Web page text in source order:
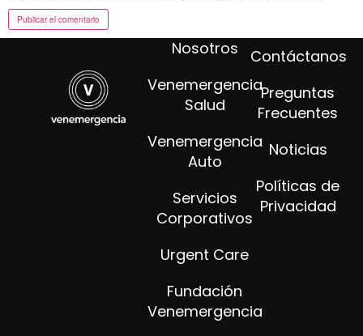
Nosotros
Venemergencia
Salud
Venemergencia
Auto
Servicios
Corporativos
Urgent Care
Fundación
Venemergencia
Contáctanos
Preguntas
Frecuentes
Noticias
Políticas de
Privacidad